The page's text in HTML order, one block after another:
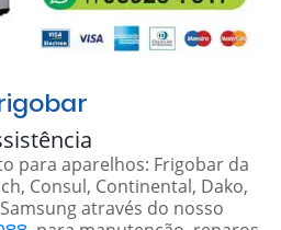
para aparelhos: Frigobar da
Consul, Continental, Dako,
através do nosso